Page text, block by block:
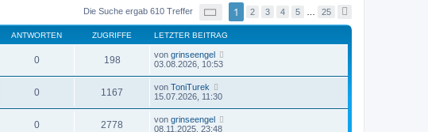
Die Suche ergab 610 Treffer
i
t
e
1
v
o
2
1 2 3 4 5 25
ANTWORTEN ZUGRIFFE LETZTER BEITRAG
0 198 von grinseengel
03.08.2026, 10:53
0 1167 von ToniTurek
15.07.2026, 11:30
0 2778 von grinseengel
08.11.2025, 23:48